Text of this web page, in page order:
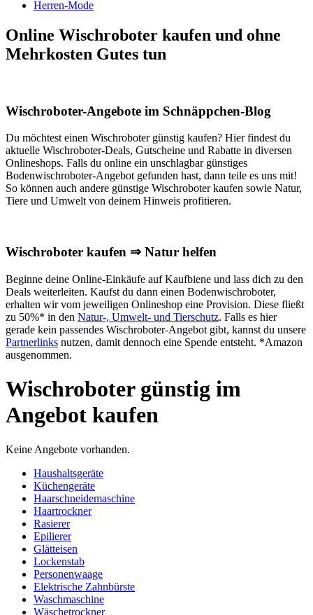
Herren-Mode
Online Wischroboter kaufen und ohne
Mehrkosten Gutes tun
Wischroboter-Angebote im Schnäppchen-Blog
Du möchtest einen Wischroboter günstig kaufen? Hier findest du
aktuelle Wischroboter-Deals, Gutscheine und Rabatte in diversen
Onlineshops. Falls du online ein unschlagbar günstiges
Bodenwischroboter-Angebot gefunden hast, dann teile es uns mit!
So können auch andere günstige Wischroboter kaufen sowie Natur,
Tiere und Umwelt von deinem Hinweis profitieren.
Wischroboter kaufen ⇒ Natur helfen
Beginne deine Online-Einkäufe auf Kaufbiene und lass dich zu den
Deals weiterleiten. Kaufst du dann einen Bodenwischroboter,
erhalten wir vom jeweiligen Onlineshop eine Provision. Diese fließt
zu 50%* in den Natur-, Umwelt- und Tierschutz. Falls es hier
gerade kein passendes Wischroboter-Angebot gibt, kannst du unsere
Partnerlinks nutzen, damit dennoch eine Spende entsteht. *Amazon
ausgenommen.
Wischroboter günstig im
Angebot kaufen
Keine Angebote vorhanden.
Haushaltsgeräte
Küchengeräte
Haarschneidemaschine
Haartrockner
Rasierer
Epilierer
Glätteisen
Lockenstab
Personenwaage
Elektrische Zahnbürste
Waschmaschine
Wäschetrockner